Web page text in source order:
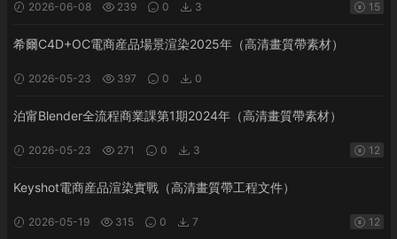
2026-06-08 239 0 3 15
希爾C4D+OC電商産品場景渲染2025年（高清畫質帶素材）
2026-05-23 397 0 0
泊甯Blender全流程商業課第1期2024年（高清畫質帶素材）
2026-05-23 271 0 3 12
Keyshot電商産品渲染實戰（高清畫質帶工程文件）
2026-05-19 315 0 7 12